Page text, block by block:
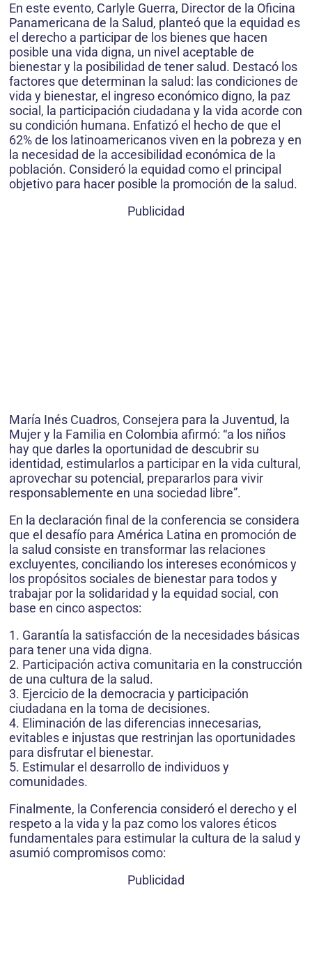
En este evento, Carlyle Guerra, Director de la Oficina
Panamericana de la Salud, planteó que la equidad es
el derecho a participar de los bienes que hacen
posible una vida digna, un nivel aceptable de
bienestar y la posibilidad de tener salud. Destacó los
factores que determinan la salud: las condiciones de
vida y bienestar, el ingreso económico digno, la paz
social, la participación ciudadana y la vida acorde con
su condición humana. Enfatizó el hecho de que el
62% de los latinoamericanos viven en la pobreza y en
la necesidad de la accesibilidad económica de la
población. Consideró la equidad como el principal
objetivo para hacer posible la promoción de la salud.
Publicidad
María Inés Cuadros, Consejera para la Juventud, la
Mujer y la Familia en Colombia afirmó: “a los niños
hay que darles la oportunidad de descubrir su
identidad, estimularlos a participar en la vida cultural,
aprovechar su potencial, prepararlos para vivir
responsablemente en una sociedad libre”.
En la declaración final de la conferencia se considera
que el desafío para América Latina en promoción de
la salud consiste en transformar las relaciones
excluyentes, conciliando los intereses económicos y
los propósitos sociales de bienestar para todos y
trabajar por la solidaridad y la equidad social, con
base en cinco aspectos:
1. Garantía la satisfacción de la necesidades básicas
para tener una vida digna.
2. Participación activa comunitaria en la construcción
de una cultura de la salud.
3. Ejercicio de la democracia y participación
ciudadana en la toma de decisiones.
4. Eliminación de las diferencias innecesarias,
evitables e injustas que restrinjan las oportunidades
para disfrutar el bienestar.
5. Estimular el desarrollo de individuos y
comunidades.
Finalmente, la Conferencia consideró el derecho y el
respeto a la vida y la paz como los valores éticos
fundamentales para estimular la cultura de la salud y
asumió compromisos como:
Publicidad